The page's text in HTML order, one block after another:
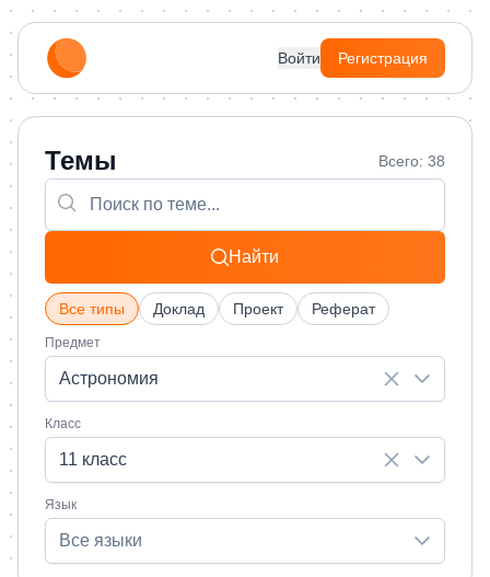
Войти Регистрация
Темы Всего: 38
Найти
Все типы Доклад Проект Реферат
Предмет
Астрономия
Класс
11 класс
Язык
Все языки